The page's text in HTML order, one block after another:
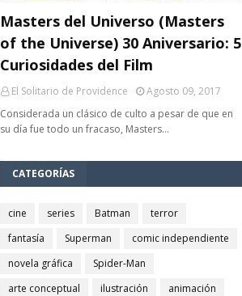
Masters del Universo (Masters
of the Universe) 30 Aniversario: 5
Curiosidades del Film
El Solitario de Providence
Agosto 09, 2017
Considerada un clásico de culto a pesar de que en
su día fue todo un fracaso, Masters…
CATEGORÍAS
cine series Batman
terror
fantasía
Superman
comic independiente
novela gráfica
Spider-Man
arte conceptual
ilustración
animación